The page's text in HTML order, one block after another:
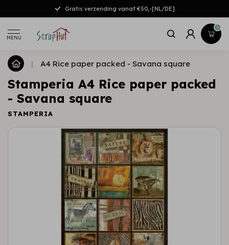
Gratis verzending vanaf €50,-[NL/DE]
MENU
0
| A4 Rice paper packed - Savana square
Stamperia A4 Rice paper packed
- Savana square
STAMPERIA